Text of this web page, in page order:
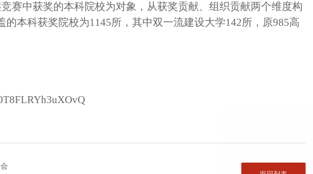
赛中获奖的本科院校为对象，从获奖贡献、组织贡献两个维度构
本科获奖院校为1145所，其中双一流建设大学142所，原985高